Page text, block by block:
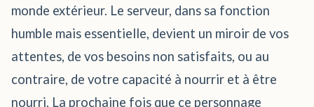
monde extérieur. Le serveur, dans sa fonction
humble mais essentielle, devient un miroir de vos
attentes, de vos besoins non satisfaits, ou au
contraire, de votre capacité à nourrir et à être
nourri. La prochaine fois que ce personnage